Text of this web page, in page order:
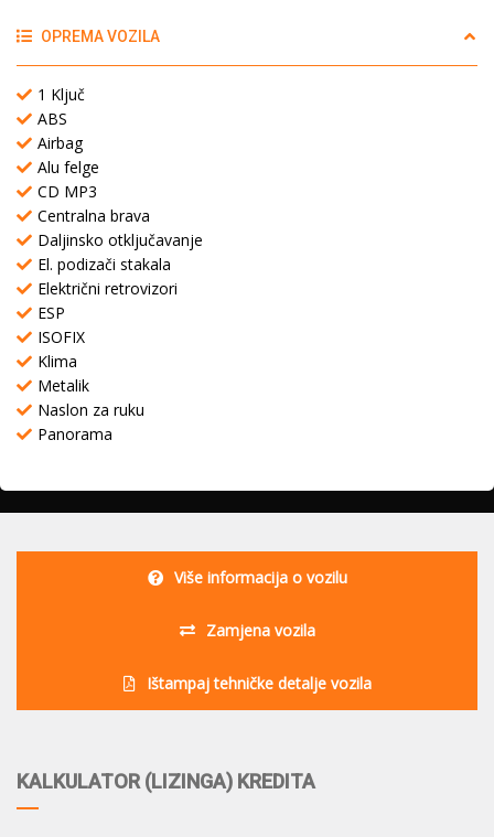
OPREMA VOZILA
1 Ključ
ABS
Airbag
Alu felge
CD MP3
Centralna brava
Daljinsko otključavanje
El. podizači stakala
Električni retrovizori
ESP
ISOFIX
Klima
Metalik
Naslon za ruku
Panorama
Više informacija o vozilu
Zamjena vozila
Ištampaj tehničke detalje vozila
KALKULATOR (LIZINGA) KREDITA